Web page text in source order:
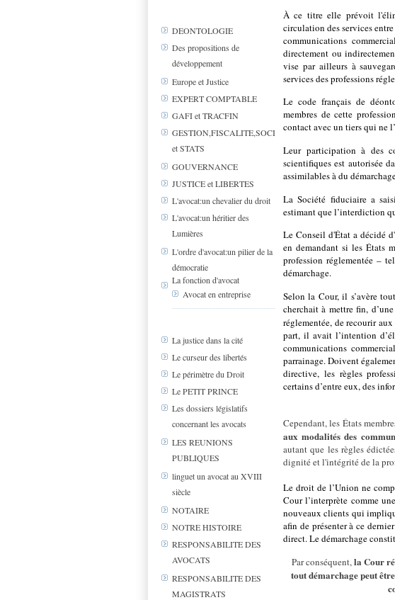
DEONTOLOGIE
Des propositions de
développement
Europe et Justice
EXPERT COMPTABLE
GAFI et TRACFIN
GESTION,FISCALITE,SOCIAL
et STATS
GOUVERNANCE
JUSTICE et LIBERTES
L'avocat:un chevalier du droit
L'avocat:un héritier des
Lumières
L'ordre d'avocat:un pilier de la
démocratie
La fonction d'avocat
Avocat en entreprise
La justice dans la cité
Le curseur des libertés
Le périmètre du Droit
Le PETIT PRINCE
Les dossiers législatifs
concernant les avocats
LES REUNIONS
PUBLIQUES
linguet un avocat au XVIII
siècle
NOTAIRE
NOTRE HISTOIRE
RESPONSABILITE DES
AVOCATS
RESPONSABILITE DES
MAGISTRATS
À ce titre elle prévoit
circulation des services
communications
directement ou
vise par ailleurs à
services des professions
Le code français de
membres de cette
contact avec un tiers qui ne
Leur participation à des
scientifiques est autorisée
assimilables à du
La Société fiduciaire a
estimant que l’interdiction
Le Conseil d'État a décidé
en demandant si les États
profession réglementée –
démarchage.
Selon la Cour, il s’avère
cherchait à mettre fin,
réglementée, de recourir
part, il avait l’intention
communications
parrainage. Doivent
directive, les règles
certains d’entre eux, des
Cependant, les États
aux modalités des
autant que les règles
dignité et l'intégrité de la
Le droit de l’Union ne
Cour l’interprète comme
nouveaux clients qui
afin de présenter à ce
direct. Le démarchage
Par conséquent,la Cour
tout démarchage peut